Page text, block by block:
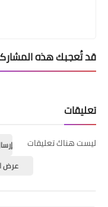
قد تُعجبك هذه
تعليقات
ليست هناك تعليقات
عرض